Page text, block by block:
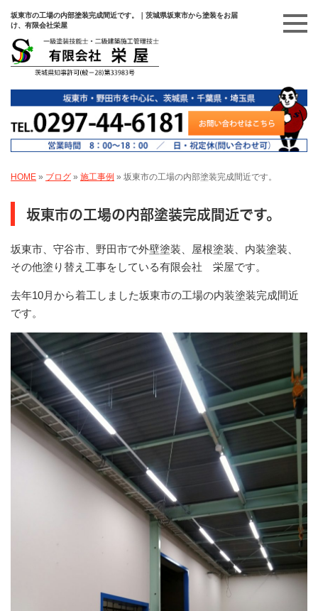
坂東市の工場の内部塗装完成間近です。｜茨城県坂東市から塗装をお届
け、有限会社栄屋
HOME » ブログ » 施工事例 » 坂東市の工場の内部塗装完成間近です。
坂東市の工場の内部塗装完成間近です。
坂東市、守谷市、野田市で外壁塗装、屋根塗装、内装塗装、
その他塗り替え工事をしている有限会社 栄屋です。
去年10月から着工しました坂東市の工場の内装塗装完成間近
です。